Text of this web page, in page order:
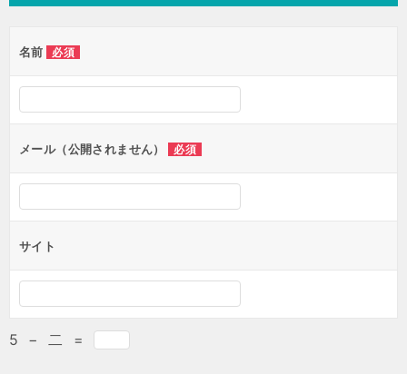
名前 必須
メール（公開されません） 必須
サイト
5 − 二 =